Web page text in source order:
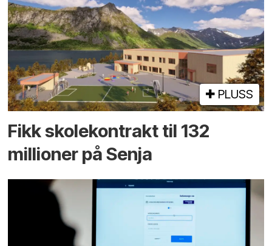
PLUSS
Fikk skole­kontrakt til 132
millioner på Senja